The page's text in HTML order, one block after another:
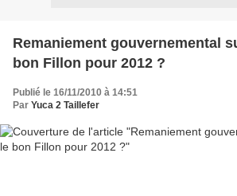
Remaniement gouvernemental
bon Fillon pour 2012 ?
Publié le 16/11/2010 à 14:51
Par Yuca 2 Taillefer